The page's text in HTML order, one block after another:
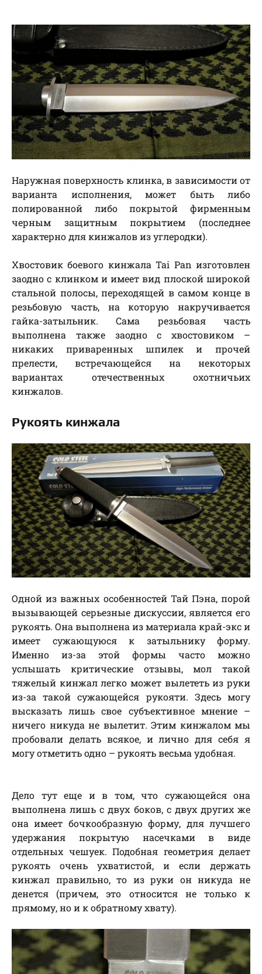
Наружная поверхность клинка, в зависимости от
варианта исполнения, может быть либо
полированной либо покрытой фирменным
черным защитным покрытием (последнее
характерно для кинжалов из углеродки).
Хвостовик боевого кинжала Tai Pan изготовлен
заодно с клинком и имеет вид плоской широкой
стальной полосы, переходящей в самом конце в
резьбовую часть, на которую накручивается
гайка-затыльник. Сама резьбовая часть
выполнена также заодно с хвостовиком –
никаких приваренных шпилек и прочей
прелести, встречающейся на некоторых
вариантах отечественных охотничьих
кинжалов.
Рукоять кинжала
Одной из важных особенностей Тай Пэна, порой
вызывающей серьезные дискуссии, является его
рукоять. Она выполнена из материала край-экс и
имеет сужающуюся к затыльнику форму.
Именно из-за этой формы часто можно
услышать критические отзывы, мол такой
тяжелый кинжал легко может вылететь из руки
из-за такой сужающейся рукояти. Здесь могу
высказать лишь свое субъективное мнение –
ничего никуда не вылетит. Этим кинжалом мы
пробовали делать всякое, и лично для себя я
могу отметить одно – рукоять весьма удобная.
Дело тут еще и в том, что сужающейся она
выполнена лишь с двух боков, с двух других же
она имеет бочкообразную форму, для лучшего
удержания покрытую насечками в виде
отдельных чешуек. Подобная геометрия делает
рукоять очень ухватистой, и если держать
кинжал правильно, то из руки он никуда не
денется (причем, это относится не только к
прямому, но и к обратному хвату).